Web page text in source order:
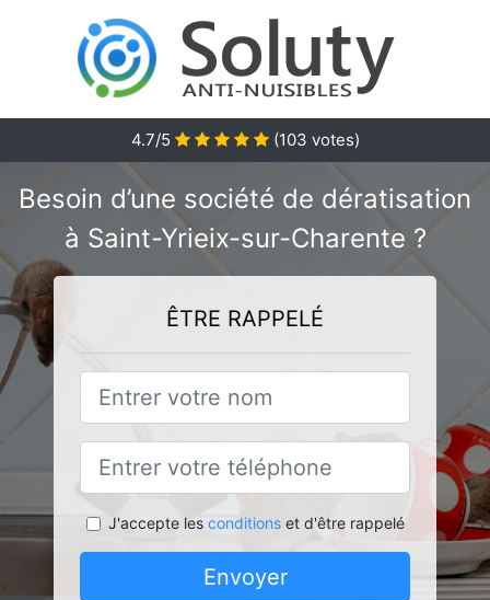
4.7/5 (103 votes)
Besoin d’une société de dératisation
à Saint-Yrieix-sur-Charente ?
ÊTRE RAPPELÉ
J'accepte les conditionset d'être rappelé
Envoyer